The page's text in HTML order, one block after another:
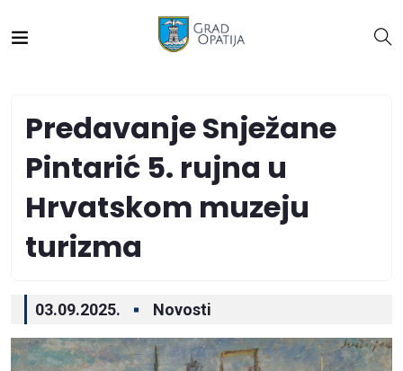
Predavanje Snježane
Pintarić 5. rujna u
Hrvatskom muzeju
turizma
03.09.2025. Novosti